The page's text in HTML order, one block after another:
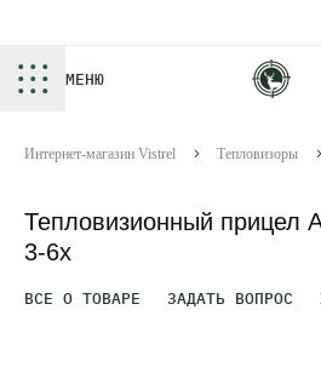
МЕНЮ
Интернет-магазин Vistrel Тепловизоры
Тепловизионный прицел
3-6x
ВСЕ О ТОВАРЕ ЗАДАТЬ ВОПРОС